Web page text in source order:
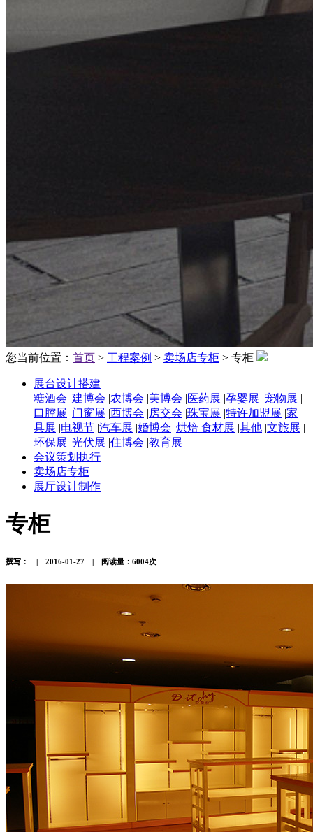
您当前位置： 首页 > 工程案例 > 卖场店专柜 > 专柜
展台设计搭建
糖酒会 |建博会 |农博会 |美博会 |医药展 |孕婴展 |宠物展 |
口腔展 |门窗展 |西博会 |房交会 |珠宝展 |特许加盟展 |家
具展 |电视节 |汽车展 |婚博会 |烘焙 食材展 |其他 |文旅展 |
环保展 |光伏展 |住博会 |教育展
会议策划执行
卖场店专柜
展厅设计制作
专柜
撰写： | 2016-01-27 | 阅读量：6004次